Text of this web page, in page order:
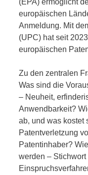
europäischen
Anmeldung. Mit
(UPC) hat seit
europäischen
Zu den zentralen
Was sind die
– Neuheit,
Anwendbarkeit?
ab, und was kostet
Patentverletzung
Patentinhaber?
werden –